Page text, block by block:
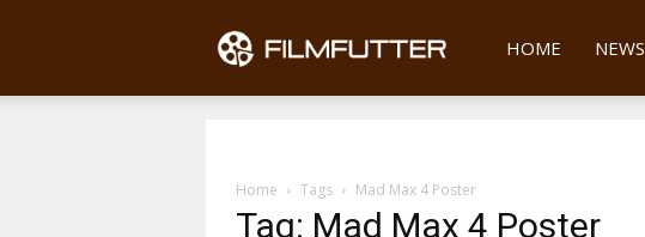
Filmfutter
HOME NEWS
Home Tags Mad Max 4 Poster
Tag: Mad Max 4 Poster